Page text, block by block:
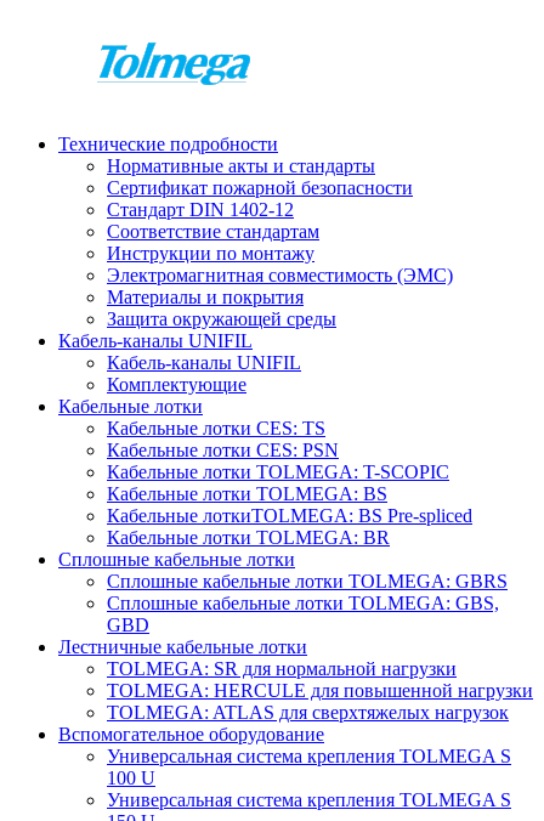
Технические подробности
Нормативные акты и стандарты
Сертификат пожарной безопасности
Стандарт DIN 1402-12
Соответствие стандартам
Инструкции по монтажу
Электромагнитная совместимость (ЭМС)
Материалы и покрытия
Защита окружающей среды
Кабель-каналы UNIFIL
Кабель-каналы UNIFIL
Комплектующие
Кабельные лотки
Кабельные лотки СES: TS
Кабельные лотки СES: PSN
Кабельные лотки TOLMEGA: T-SCOPIC
Кабельные лотки TOLMEGA: BS
Кабельные лоткиTOLMEGA: BS Pre-spliced
Кабельные лотки TOLMEGA: BR
Сплошные кабельные лотки
Сплошные кабельные лотки TOLMEGA: GBRS
Сплошные кабельные лотки TOLMEGA: GBS,
GBD
Лестничные кабельные лотки
TOLMEGA: SR для нормальной нагрузки
TOLMEGA: HERCULE для повышенной нагрузки
TOLMEGA: ATLAS для сверхтяжелых нагрузок
Вспомогательное оборудование
Универсальная система крепления TOLMEGA S
100 U
Универсальная система крепления TOLMEGA S